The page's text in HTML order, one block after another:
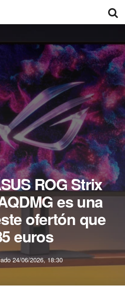
ROG Strix
es una
ofertón que
euros
24/06/2026, 18:30